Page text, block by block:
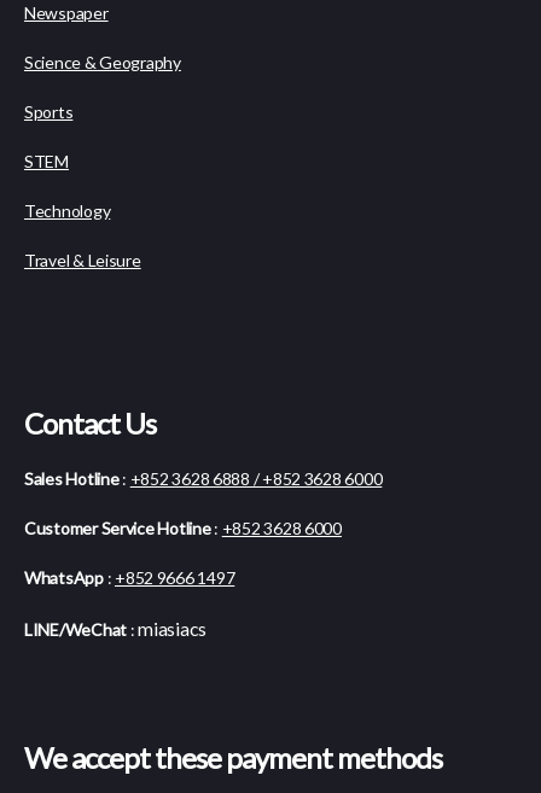
Newspaper
Science & Geography
Sports
STEM
Technology
Travel & Leisure
Contact Us
Sales Hotline: +852 3628 6888 / +852 3628 6000
Customer Service Hotline: +852 3628 6000
WhatsApp: +852 9666 1497
LINE/WeChat :miasiacs
We accept these payment methods